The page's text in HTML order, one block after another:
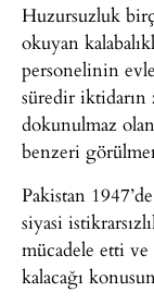
Huzursuzluk
okuyan
personelinin
süredir
dokunulmaz
benzeri
Pakistan
siyasi
mücadele etti
kalacağı